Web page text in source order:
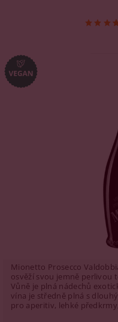
Mionetto Prosecco
osvěží svou jemně perlivou
Vůně je plná nádechů
vína je středně plná s
pro aperitiv, lehké